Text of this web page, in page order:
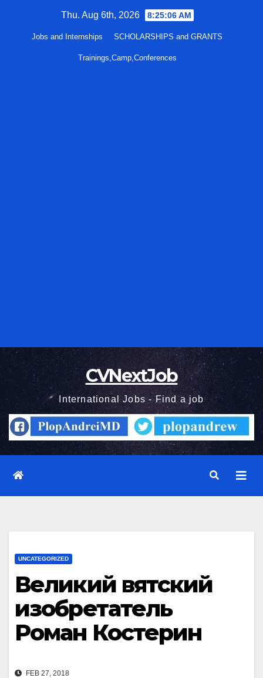
Thu. Aug 6th, 2026 8:25:07 AM
Jobs and Internships SCHOLARSHIPS and GRANTS
Trainings,Camp,Conferences
CVNextJob
International Jobs - Find a job
UNCATEGORIZED
Великий вятский
изобретатель
Роман Костерин
FEB 27, 2018